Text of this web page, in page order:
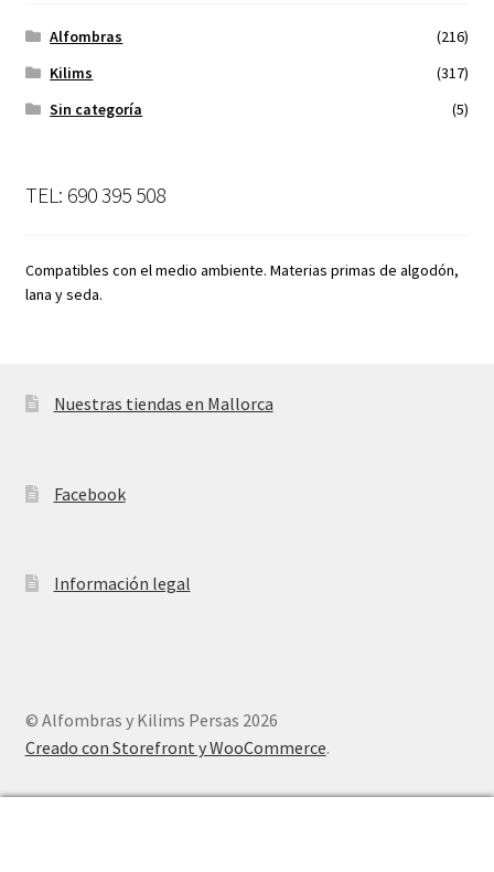
Alfombras
(216)
Kilims
(317)
Sin categoría
(5)
TEL: 690 395 508
Compatibles con el medio ambiente. Materias primas de algodón,
lana y seda.
Nuestras tiendas en Mallorca
Facebook
Información legal
© Alfombras y Kilims Persas 2026
Creado con Storefront y WooCommerce.